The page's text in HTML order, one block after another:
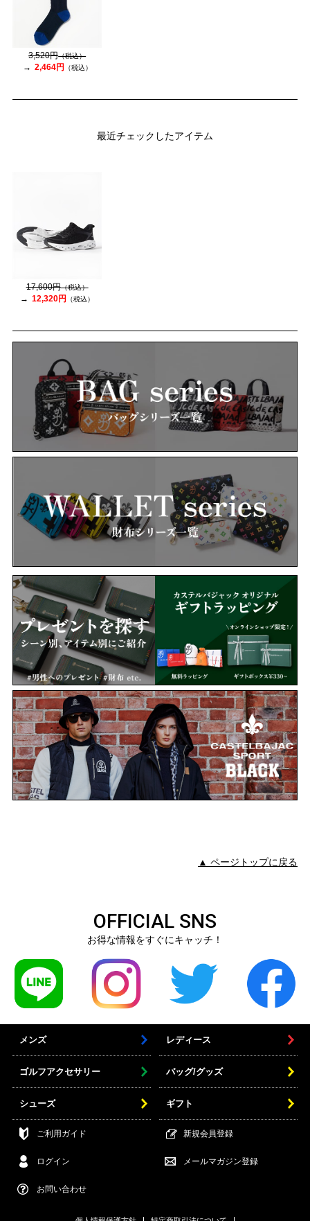
3,520円（税込）
2,464円 （税込）
最近チェックしたアイテム
17,600円（税込）
12,320円 （税込）
▲ ページトップに戻る
OFFICIAL SNS
お得な情報をすぐにキャッチ！
メンズ レディース
ゴルフアクセサリー バッグ/グッズ
シューズ ギフト
ご利用ガイド 新規会員登録
ログイン メールマガジン登録
お問い合わせ